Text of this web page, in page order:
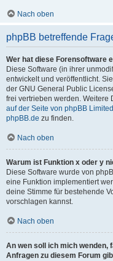
Nach oben
phpBB betreffende
Wer hat diese Forensoftware
Diese Software (in ihrer
entwickelt und veröffentlicht.
der GNU General Public
frei vertrieben werden. Weitere
auf der Seite von phpBB Limited
phpBB.de zu finden.
Nach oben
Warum ist Funktion x oder y
Diese Software wurde von
eine Funktion implementiert
deine Stimme für bestehende
vorschlagen kannst.
Nach oben
An wen soll ich mich
Anfragen zu diesem Forum